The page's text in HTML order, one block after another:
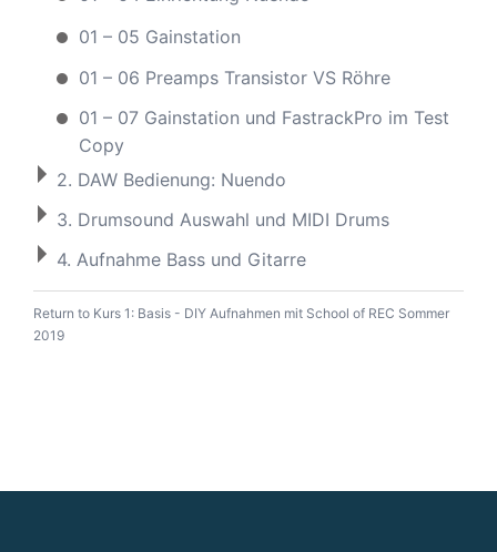
01 – 05 Gainstation
01 – 06 Preamps Transistor VS Röhre
01 – 07 Gainstation und FastrackPro im Test
Copy
2. DAW Bedienung: Nuendo
3. Drumsound Auswahl und MIDI Drums
4. Aufnahme Bass und Gitarre
Return to Kurs 1: Basis - DIY Aufnahmen mit School of REC Sommer
2019